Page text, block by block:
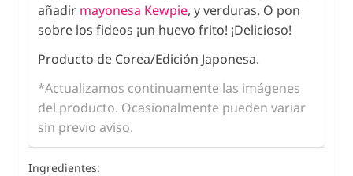
añadir mayonesa Kewpie, y verduras. O pon
sobre los fideos ¡un huevo frito! ¡Delicioso!
Producto de Corea/Edición Japonesa.
*Actualizamos continuamente las imágenes
del producto. Ocasionalmente pueden variar
sin previo aviso.
Ingredientes: